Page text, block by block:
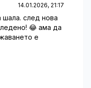
14.01.2026, 21:17
шала. след нова
😂 ама да
е